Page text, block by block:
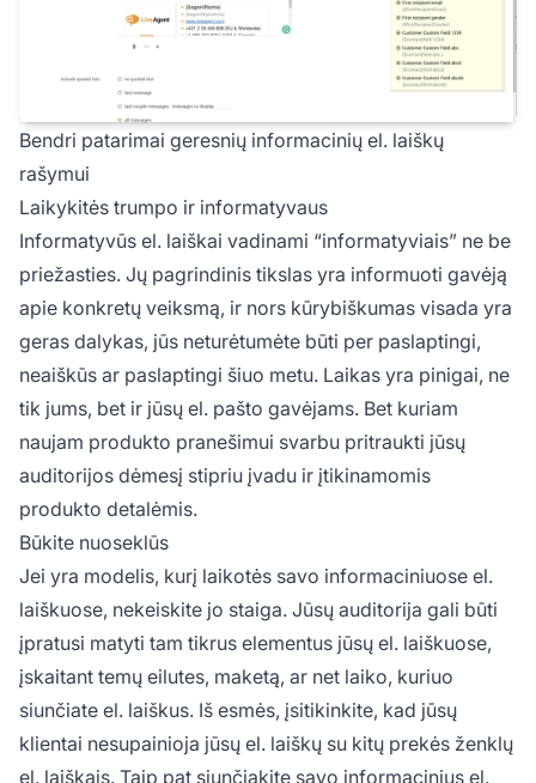
Bendri patarimai geresnių informacinių el. laiškų
rašymui
Laikykitės trumpo ir informatyvaus
Informatyvūs el. laiškai vadinami “informatyviais” ne be
priežasties. Jų pagrindinis tikslas yra informuoti gavėją
apie konkretų veiksmą, ir nors kūrybiškumas visada yra
geras dalykas, jūs neturėtumėte būti per paslaptingi,
neaiškūs ar paslaptingi šiuo metu. Laikas yra pinigai, ne
tik jums, bet ir jūsų el. pašto gavėjams. Bet kuriam
naujam produkto pranešimui svarbu pritraukti jūsų
auditorijos dėmesį stipriu įvadu ir įtikinamomis
produkto detalėmis.
Būkite nuoseklūs
Jei yra modelis, kurį laikotės savo informaciniuose el.
laiškuose, nekeiskite jo staiga. Jūsų auditorija gali būti
įpratusi matyti tam tikrus elementus jūsų el. laiškuose,
įskaitant temų eilutes, maketą, ar net laiko, kuriuo
siunčiate el. laiškus. Iš esmės, įsitikinkite, kad jūsų
klientai nesupainioja jūsų el. laiškų su kitų prekės ženklų
el. laiškais. Taip pat siunčiakite savo informacinius el.